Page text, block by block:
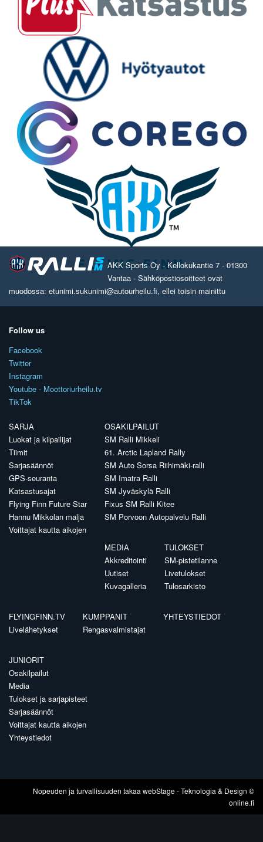
AKK Sports Oy - Kellokukantie 7 - 01300
Vantaa - Sähköpostiosoitteet ovat
muodossa: etunimi.sukunimi@autourheilu.fi, ellei toisin mainittu
Follow us
Facebook
Twitter
Instagram
Youtube - Moottoriurheilu.tv
TikTok
SARJA
Luokat ja kilpailijat
Tiimit
Sarjasäännöt
GPS-seuranta
Katsastusajat
Flying Finn Future Star
Hannu Mikkolan malja
Voittajat kautta aikojen
OSAKILPAILUT
SM Ralli Mikkeli
61. Arctic Lapland Rally
SM Auto Sorsa Riihimäki-ralli
SM Imatra Ralli
SM Jyväskylä Ralli
Fixus SM Ralli Kitee
SM Porvoon Autopalvelu Ralli
MEDIA
Akkreditointi
Uutiset
Kuvagalleria
TULOKSET
SM-pistetilanne
Livetulokset
Tulosarkisto
FLYINGFINN.TV
Livelähetykset
KUMPPANIT
Rengasvalmistajat
YHTEYSTIEDOT
JUNIORIT
Osakilpailut
Media
Tulokset ja sarjapisteet
Sarjasäännöt
Voittajat kautta aikojen
Yhteystiedot
Nopeuden ja turvallisuuden takaawebStage- Teknologia & Design ©
online.fi